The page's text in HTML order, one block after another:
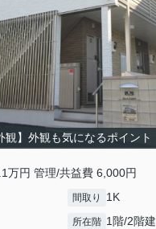
観】外観も気になるポイント
万円 管理/共益費 6,000円
間取り 1K
所在階 1階/2階建